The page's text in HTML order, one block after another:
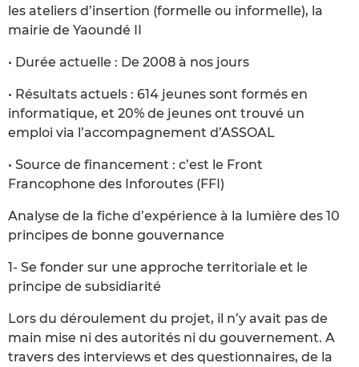
les ateliers d’insertion (formelle ou informelle), la
mairie de Yaoundé II
• Durée actuelle : De 2008 à nos jours
• Résultats actuels : 614 jeunes sont formés en
informatique, et 20% de jeunes ont trouvé un
emploi via l’accompagnement d’ASSOAL
• Source de financement : c’est le Front
Francophone des Inforoutes (FFI)
Analyse de la fiche d’expérience à la lumière des 10
principes de bonne gouvernance
1- Se fonder sur une approche territoriale et le
principe de subsidiarité
Lors du déroulement du projet, il n’y avait pas de
main mise ni des autorités ni du gouvernement. A
travers des interviews et des questionnaires, de la